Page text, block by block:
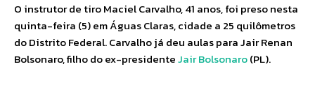
O instrutor de tiro Maciel Carvalho, 41 anos, foi preso nesta
quinta-feira (5) em Águas Claras, cidade a 25 quilômetros
do Distrito Federal. Carvalho já deu aulas para Jair Renan
Bolsonaro, filho do ex-presidenteJair Bolsonaro(PL).